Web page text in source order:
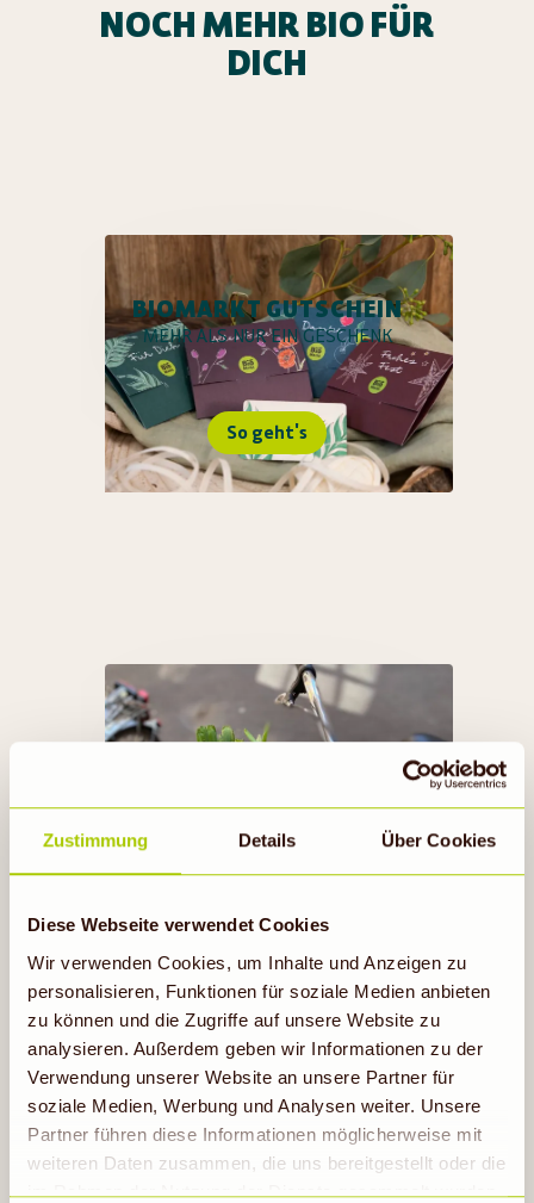
Zustimmung Details Über Cookies
Diese Webseite verwendet Cookies
Wir verwenden Cookies, um Inhalte und Anzeigen zu
personalisieren, Funktionen für soziale Medien anbieten
zu können und die Zugriffe auf unsere Website zu
analysieren. Außerdem geben wir Informationen zu der
Verwendung unserer Website an unsere Partner für
soziale Medien, Werbung und Analysen weiter. Unsere
Partner führen diese Informationen möglicherweise mit
weiteren Daten zusammen, die uns bereitgestellt oder die
im Rahmen der Nutzung der Dienste gesammelt wurden.
NOCH MEHR BIO FÜR
DICH
BIOMARKT GUTSCHEIN
MEHR ALS NUR EIN GESCHENK
So geht's
TOO GOOD TO GO